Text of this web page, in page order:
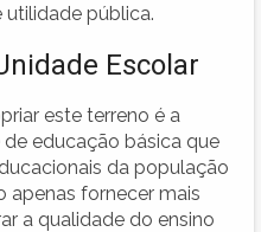
pública.
Escolar
este terreno é a
educação básica que
da população
apenas fornecer mais
a qualidade do ensino